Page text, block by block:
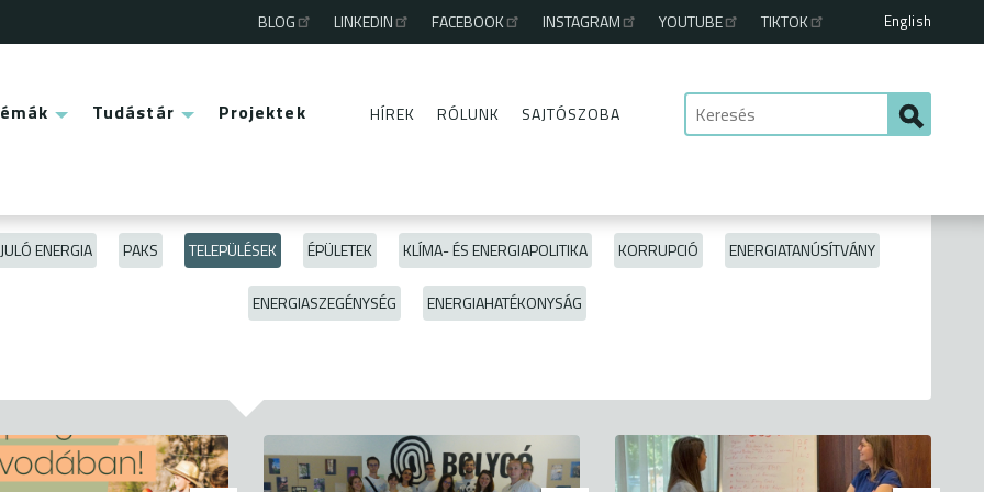
English
Tudástár Projektek HÍREK RÓLUNK SAJTÓSZOBA
Third
BLOG LINKEDIN FACEBOOK INSTAGRAM YOUTUBE TIKTOK
ENERGIA PAKS TELEPÜLÉSEK ÉPÜLETEK KLÍMA- ÉS ENERGIAPOLITIKA KORRUPCIÓ ENERGIATANÚSÍTVÁNY
ENERGIASZEGÉNYSÉG ENERGIAHATÉKONYSÁG